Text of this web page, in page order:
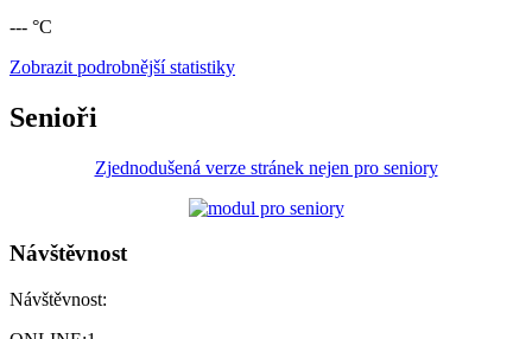
--- °C
Zobrazit podrobnější statistiky
Senioři
Zjednodušená verze stránek nejen pro seniory
Návštěvnost
Návštěvnost: